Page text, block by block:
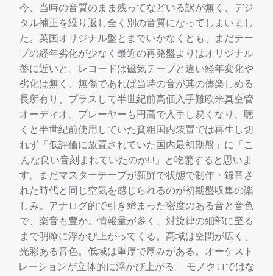
今、当時の音質のまま残ってなどいる訳が無く、デジ
タル補正を繰り返し全く別の音質になってしまいまし
た。英国オリジナル盤とまでいかなくとも、まだテー
プの経年劣化が少なく最近の再発盤よりはオリジナル
盤に近いと。レコードは磁気テープと違い経年変化や
劣化は無く、無傷であれば当時の音が其の儘楽しめる
長所有り、プラスして半世紀前高価入手難欧米真空管
オーディオ、プレーヤーも円高で入手し易くなり、聴
くと半世紀前使用していた貧粗国内装置では再生し切
れず「低評価に放置されていた国内最初期盤」に「こ
んな良い音刻まれていたのか!!!」と吃驚すると思いま
す。まだマスターテープが新鮮で状態で制作・録音さ
れた時代と同じ空気を感じられるのが初期盤収集の楽
しみ。アナログ的で引き締まった密度のある音と音色
で、楽音も豊か。情報量が多く、対旋律の細部に至る
まで明瞭に浮かび上がってくる。高域は空間が広く、
光彩ある音色。低域は重厚で厚みがある。オーケスト
レーションが立体的に浮かび上がる。 モノクロではな